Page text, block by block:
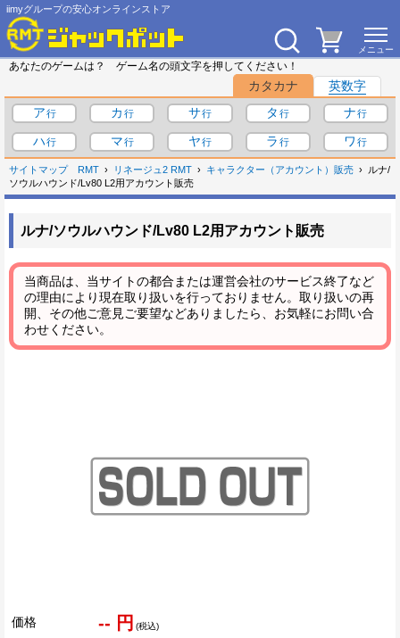
iimyグループの安心オンラインストア
あなたのゲームは？ ゲーム名の頭文字を押してください！
カタカナ
英数字
ア
カ サ タ
ナ
ハ
マ ヤ ラ ワ
サイトマップ RMT リネージュ2 RMT キャラクター（アカウント）販売
ルナ/
ソウルハウンド/Lv80 L2用アカウント販売
ルナ/ソウルハウンド/Lv80 L2用アカウント販売
当商品は、当サイトの都合または運営会社のサービス終了など
の理由により現在取り扱いを行っておりません。取り扱いの再
開、その他ご意見ご要望などありましたら、お気軽にお問い合
わせください。
価格 -- 円 (税込)